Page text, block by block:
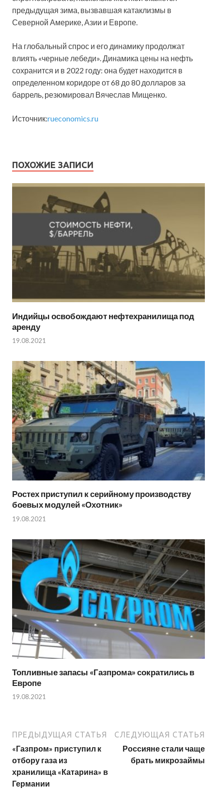
предыдущая зима, вызвавшая катаклизмы в
Северной Америке, Азии и Европе.
На глобальный спрос и его динамику продолжат
влиять «черные лебеди». Динамика цены на нефть
сохранится и в 2022 году: она будет находится в
определенном коридоре от 68 до 80 долларов за
баррель, резюмировал Вячеслав Мищенко.
Источник:rueconomics.ru
ПОХОЖИЕ ЗАПИСИ
Индийцы освобождают нефтехранилища под
аренду
19.08.2021
Ростех приступил к серийному производству
боевых модулей «Охотник»
19.08.2021
Топливные запасы «Газпрома» сократились в
Европе
19.08.2021
ПРЕДЫДУЩАЯ СТАТЬЯ
«Газпром» приступил к
отбору газа из
хранилища «Катарина» в
Германии
СЛЕДУЮЩАЯ СТАТЬЯ
Россияне стали чаще
брать микрозаймы